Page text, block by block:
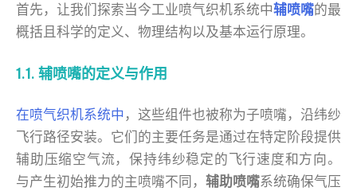
首先，让我们探索当今工业喷气织机系统中辅喷嘴的最
概括且科学的定义、物理结构以及基本运行原理。
1.1. 辅喷嘴的定义与作用
在喷气织机系统中 ，这些组件也被称为子喷嘴，沿纬纱
飞行路径安装。它们的主要任务是通过在特定阶段提供
辅助压缩空气流，保持纬纱稳定的飞行速度和方向。
与产生初始推力的主喷嘴不同， 辅助喷嘴系统确保气压